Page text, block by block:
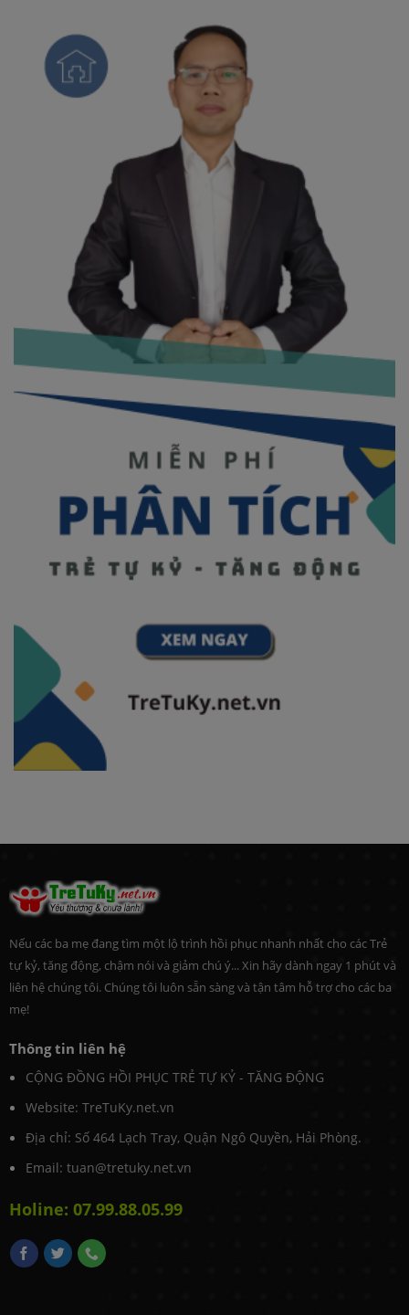
Nếu các ba mẹ đang tìm một lộ trình hồi phục nhanh nhất cho các Trẻ
tự kỷ, tăng động, chậm nói và giảm chú ý... Xin hãy dành ngay 1 phút và
liên hệ chúng tôi. Chúng tôi luôn sẵn sàng và tận tâm hỗ trợ cho các ba
mẹ!
Thông tin liên hệ
CỘNG ĐỒNG HỒI PHỤC TRẺ TỰ KỶ - TĂNG ĐỘNG
Website: TreTuKy.net.vn
Địa chỉ: Số 464 Lạch Tray, Quận Ngô Quyền, Hải Phòng.
Email: tuan@tretuky.net.vn
Holine: 07.99.88.05.99